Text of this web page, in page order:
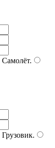
Самолёт.
Грузовик.